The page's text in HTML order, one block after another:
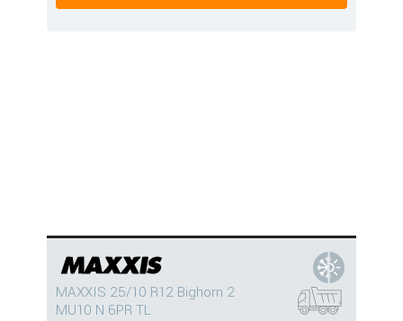
MAXXIS 25/10 R12 Bighorn 2
MU10 N 6PR TL